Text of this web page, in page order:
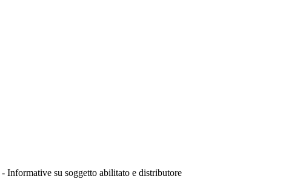
- Informative su soggetto abilitato e distributore